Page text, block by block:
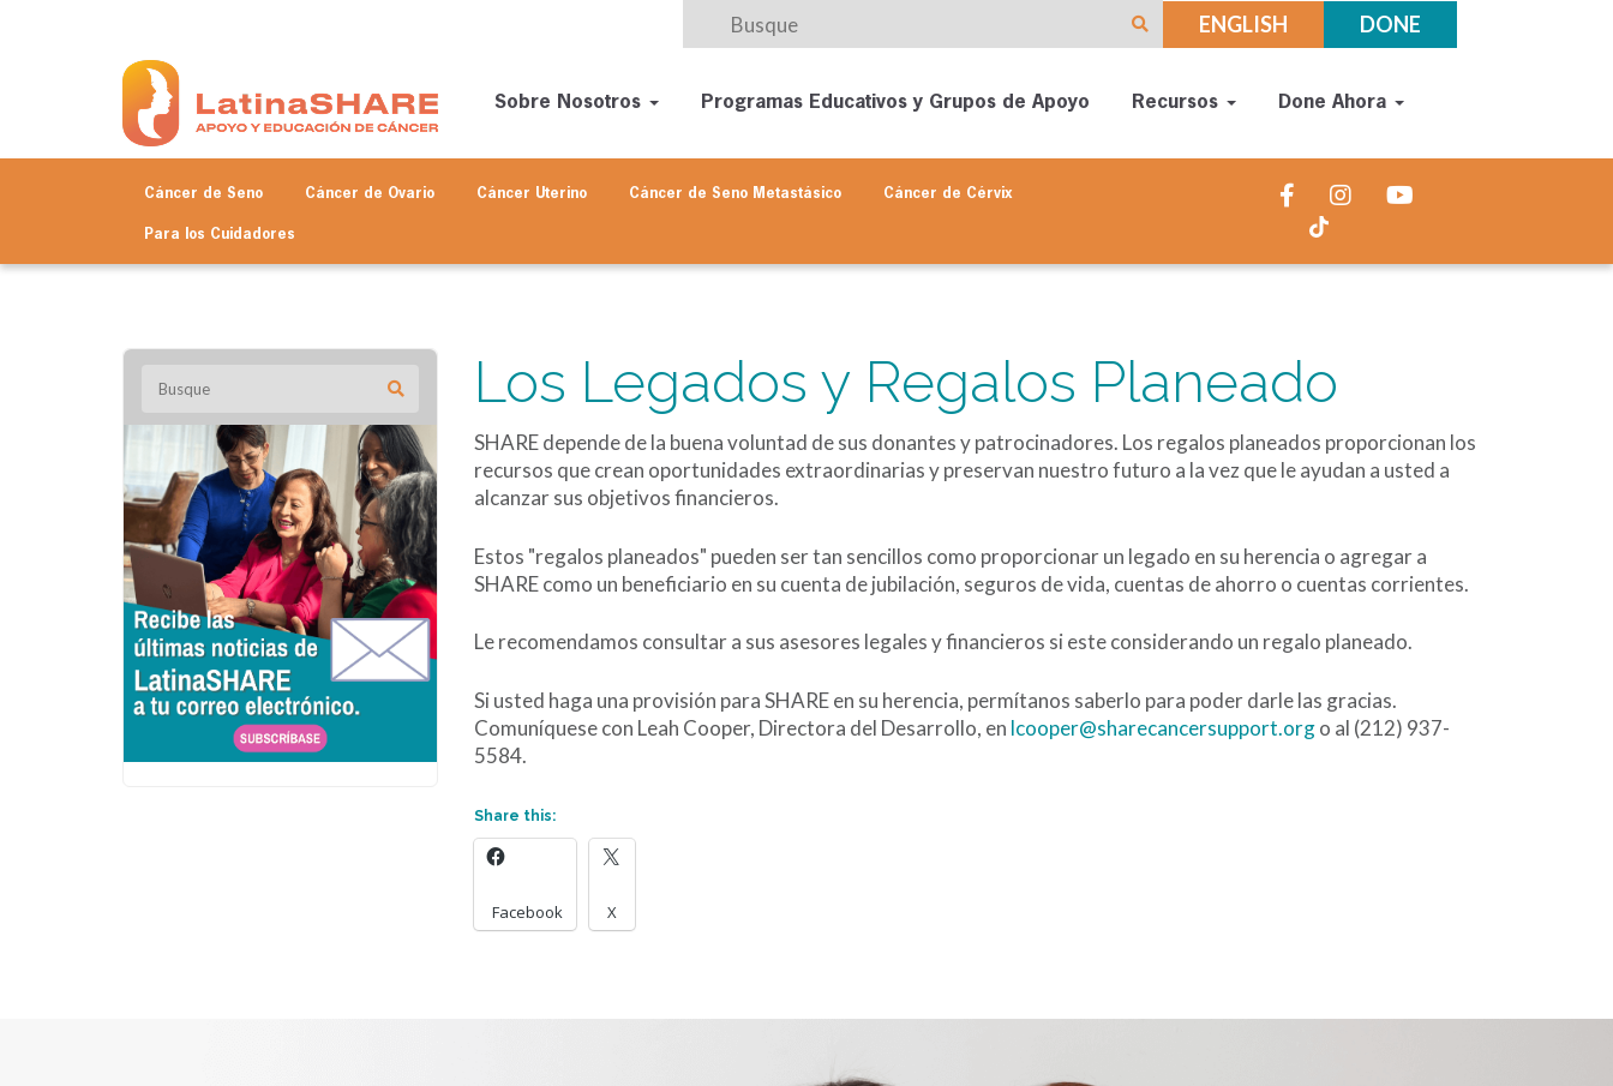
ENGLISH DONE
Sobre Nosotros Programas Educativos y Grupos de Apoyo Recursos Done Ahora
Cáncer de Seno Cáncer de Ovario Cáncer Uterino Cáncer de Seno Metastásico Cáncer de Cérvix
Para los Cuidadores
Los Legados y Regalos Planeado
SHARE depende de la buena voluntad de sus donantes y patrocinadores. Los regalos planeados proporcionan los
recursos que crean oportunidades extraordinarias y preservan nuestro futuro a la vez que le ayudan a usted a
alcanzar sus objetivos financieros.
Estos "regalos planeados" pueden ser tan sencillos como proporcionar un legado en su herencia o agregar a
SHARE como un beneficiario en su cuenta de jubilación, seguros de vida, cuentas de ahorro o cuentas corrientes.
Le recomendamos consultar a sus asesores legales y financieros si este considerando un regalo planeado.
Si usted haga una provisión para SHARE en su herencia, permítanos saberlo para poder darle las gracias.
Comuníquese con Leah Cooper, Directora del Desarrollo, en lcooper@sharecancersupport.orgo al (212) 937-
5584.
Share this:
Facebook X